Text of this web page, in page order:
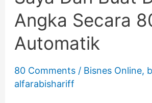
Angka Secara
Automatik
80 Comments / Bisnes Online,
alfarabishariff
3-
4
Angka
Secara
80%